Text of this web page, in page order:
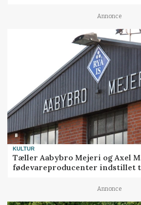
Annonce
KULTUR
Tæller Aabybro Mejeri og Axel
fødevareproducenter indstillet
Annonce